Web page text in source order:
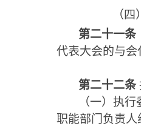
（四
第二十一条
代表大会的与会
第二十二条
（一）执
职能部门负责人